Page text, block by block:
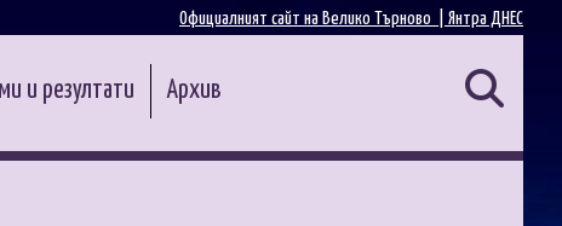
Янтра ДНЕС
Официалният сайт на Велико Търново |
и резултати Архив